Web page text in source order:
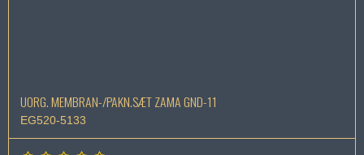
UORG. MEMBRAN-/PAKN.SÆT ZAMA GND-11
EG520-5133